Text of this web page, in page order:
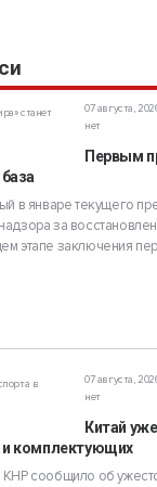
07 августа,
нет
Первым
в январе текущего
за
этапе заключения
07 августа,
нет
Китай
комплектующих
сообщило об